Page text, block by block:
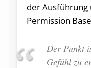
der Ausführung
Permission
Der Punkt
Gefühl zu